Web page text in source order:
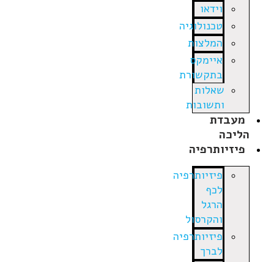
וידאו
טכנולוגיה
המלצות
איימקס
בתקשורת
שאלות
ותשובות
מעבדת
הליכה
פיזיותרפיה
פיזיותרפיה
לכף
הרגל
והקרסול
פיזיותרפיה
לברך